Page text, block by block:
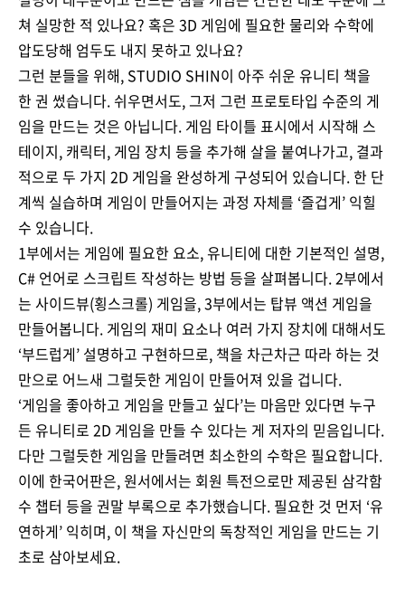
쳐 실망한 적 있나요? 혹은 3D 게임에 필요한 물리와 수학에
압도당해 엄두도 내지 못하고 있나요?
그런 분들을 위해, STUDIO SHIN이 아주 쉬운 유니티 책을
한 권 썼습니다. 쉬우면서도, 그저 그런 프로토타입 수준의 게
임을 만드는 것은 아닙니다. 게임 타이틀 표시에서 시작해 스
테이지, 캐릭터, 게임 장치 등을 추가해 살을 붙여나가고, 결과
적으로 두 가지 2D 게임을 완성하게 구성되어 있습니다. 한 단
계씩 실습하며 게임이 만들어지는 과정 자체를 ‘즐겁게’ 익힐
수 있습니다.
1부에서는 게임에 필요한 요소, 유니티에 대한 기본적인 설명,
C# 언어로 스크립트 작성하는 방법 등을 살펴봅니다. 2부에서
는 사이드뷰(횡스크롤) 게임을, 3부에서는 탑뷰 액션 게임을
만들어봅니다. 게임의 재미 요소나 여러 가지 장치에 대해서도
‘부드럽게’ 설명하고 구현하므로, 책을 차근차근 따라 하는 것
만으로 어느새 그럴듯한 게임이 만들어져 있을 겁니다.
‘게임을 좋아하고 게임을 만들고 싶다’는 마음만 있다면 누구
든 유니티로 2D 게임을 만들 수 있다는 게 저자의 믿음입니다.
다만 그럴듯한 게임을 만들려면 최소한의 수학은 필요합니다.
이에 한국어판은, 원서에서는 회원 특전으로만 제공된 삼각함
수 챕터 등을 권말 부록으로 추가했습니다. 필요한 것 먼저 ‘유
연하게’ 익히며, 이 책을 자신만의 독창적인 게임을 만드는 기
초로 삼아보세요.